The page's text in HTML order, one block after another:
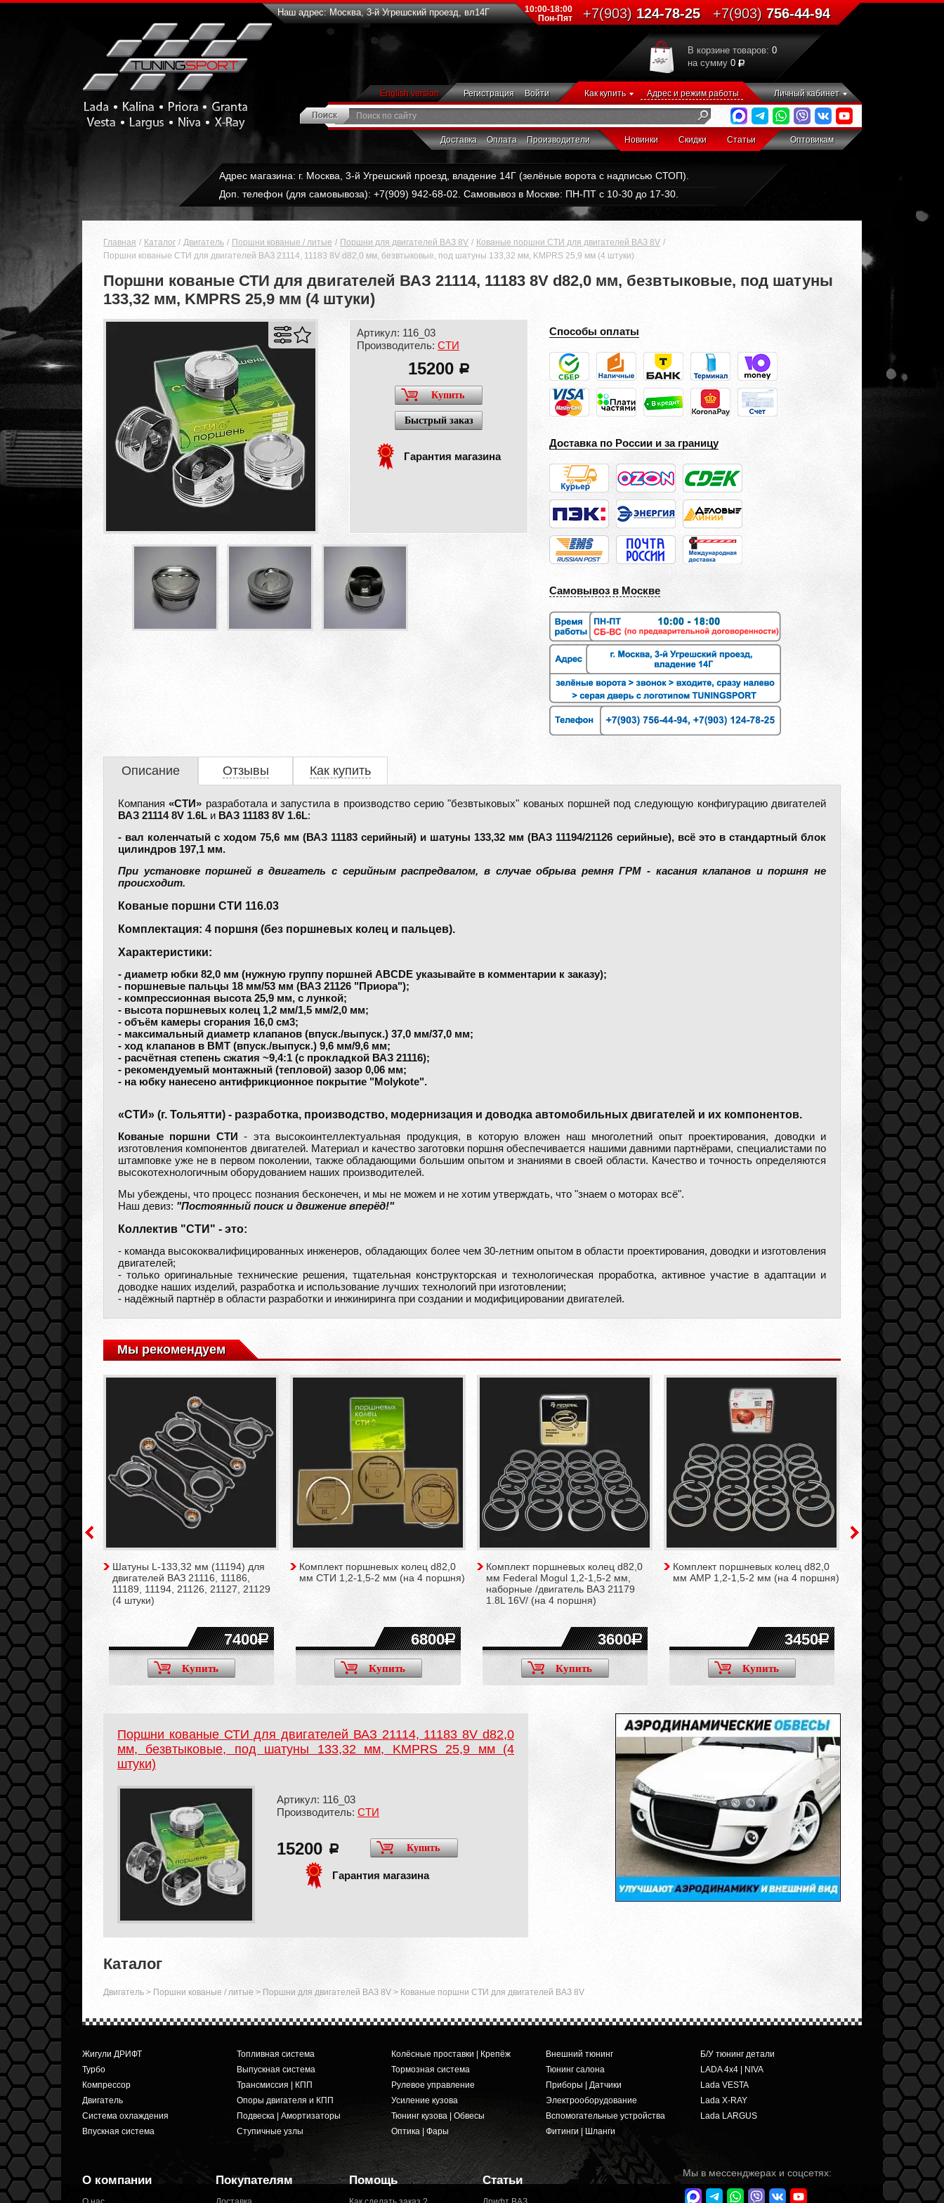
Наш адрес: Москва, 3-й Угрешский проезд, вл14Г
10:00-18:00
Пон-Пят
+7(903)124-78-25 +7(903)756-44-94
В корзине товаров: 0
на сумму 0
English version Регистрация Войти Как купить Адрес и режим работы Личный кабинет
Доставка Оплата Производители Новинки Скидки Статьи Оптовикам
Адрес магазина: г. Москва, 3-й Угрешский проезд, владение 14Г (зелёные ворота с надписью СТОП).
Доп. телефон (для самовывоза): +7(909) 942-68-02. Самовывоз в Москве: ПН-ПТ с 10-30 до 17-30.
Главная Каталог Двигатель Поршни кованые / литые Поршни для двигателей ВАЗ 8V
Кованые поршни СТИ для двигателей ВАЗ 8V
Поршни кованые СТИ для двигателей ВАЗ 21114, 11183 8V d82,0 мм, безвтыковые, под шатуны 133,32 мм, KMPRS 25,9 мм (4 штуки)
Поршни кованые СТИ для двигателей ВАЗ 21114, 11183 8V d82,0 мм, безвтыковые, под шатуны
133,32 мм, KMPRS 25,9 мм (4 штуки)
Артикул: 116_03
Производитель: СТИ
15200 a
Купить
Быстрый заказ
Гарантия магазина
Способы оплаты
Доставка по России и за границу
Самовывоз в Москве
Описание Отзывы Как купить
Компания«СТИ» разработала и запустила в производство серию "безвтыковых" кованых поршней под следующую конфигурацию двигателей
ВАЗ 21114 8V 1.6L и ВАЗ 11183 8V 1.6L:
- вал коленчатый с ходом 75,6 мм (ВАЗ 11183 серийный) и шатуны 133,32 мм (ВАЗ 11194/21126 серийные), всё это в стандартный блок
цилиндров 197,1 мм.
При установке поршней в двигатель с серийным распредвалом, в случае обрыва ремня ГРМ - касания клапанов и поршня не
происходит.
Кованые поршни СТИ 116.03
Комплектация: 4 поршня (без поршневых колец и пальцев).
Характеристики:
- диаметр юбки 82,0 мм (нужную группу поршней ABCDE указывайте в комментарии к заказу);
- поршневые пальцы 18 мм/53 мм (ВАЗ 21126 "Приора");
- компрессионная высота 25,9 мм, c лункой;
- высота поршневых колец 1,2 мм/1,5 мм/2,0 мм;
- объём камеры сгорания 16,0 см3;
- максимальный диаметр клапанов (впуск./выпуск.) 37,0 мм/37,0 мм;
- ход клапанов в ВМТ (впуск./выпуск.) 9,6 мм/9,6 мм;
- расчётная степень сжатия ~9,4:1 (с прокладкой ВАЗ 21116);
- рекомендуемый монтажный (тепловой) зазор 0,06 мм;
- на юбку нанесено антифрикционное покрытие "Molykote".
«СТИ» (г. Тольятти) - разработка, производство, модернизация и доводка автомобильных двигателей и их компонентов.
Кованые поршни СТИ
- эта высокоинтеллектуальная продукция, в которую вложен наш многолетний опыт проектирования, доводки и
изготовления компонентов двигателей. Материал и качество заготовки поршня обеспечивается нашими давними партнёрами, специалистами по
штамповке уже не в первом поколении, также обладающими большим опытом и знаниями в своей области. Качество и точность определяются
высокотехнологичным оборудованием наших производителей.
Мы убеждены, что процесс познания бесконечен, и мы не можем и не хотим утверждать, что "знаем о моторах всё".
Наш девиз: "Постоянный поиск и движение вперёд!"
Коллектив "СТИ" - это:
- команда высококвалифицированных инженеров, обладающих более чем 30-летним опытом в области проектирования, доводки и изготовления
двигателей;
- только оригинальные технические решения, тщательная конструкторская и технологическая проработка, активное участие в адаптации и
доводке наших изделий, разработка и использование лучших технологий при изготовлении;
- надёжный партнёр в области разработки и инжиниринга при создании и модифицировании двигателей.
Мы рекомендуем
D-18 мм Federal
11186, 11189,
(4 штуки)
1400
Шатуны L-133,32 мм (11194) для
двигателей ВАЗ 21116, 11186,
11189, 11194, 21126, 21127, 21129
(4 штуки)
7400
Купить
Комплект поршневых колец d82,0
мм СТИ 1,2-1,5-2 мм (на 4 поршня)
6800
Купить
Комплект поршневых колец d82,0
мм Federal Mogul 1,2-1,5-2 мм,
наборные /двигатель ВАЗ 21179
1.8L 16V/ (на 4 поршня)
3600
Купить
Комплект поршневых колец d82,0
мм AMP 1,2-1,5-2 мм (на 4 поршня)
3450
Купить
Шатуны L-133,32
Federal Reserve
ВАЗ 21116,
21126, 21127,
Поршни кованые СТИ для двигателей ВАЗ 21114, 11183 8V d82,0
мм, безвтыковые, под шатуны 133,32 мм, KMPRS 25,9 мм (4
штуки)
Артикул: 116_03
Производитель: СТИ
15200 a Купить
Гарантия магазина
Каталог
Двигатель > Поршни кованые / литые > Поршни для двигателей ВАЗ 8V > Кованые поршни СТИ для двигателей ВАЗ 8V
Жигули ДРИФТ
Турбо
Компрессор
Двигатель
Система охлаждения
Впускная система
Топливная система
Выпускная система
Трансмиссия | КПП
Опоры двигателя и КПП
Подвеска | Амортизаторы
Ступичные узлы
Колёсные проставки | Крепёж
Тормозная система
Рулевое управление
Усиление кузова
Тюнинг кузова | Обвесы
Оптика | Фары
Внешний тюнинг
Тюнинг салона
Приборы | Датчики
Электрооборудование
Вспомогательные устройства
Фитинги | Шланги
Б/У тюнинг детали
LADA 4x4 | NIVA
Lada VESTA
Lada X-RAY
Lada LARGUS
О компании Покупателям Помощь Статьи
Мы в мессенджерах и соцсетях: